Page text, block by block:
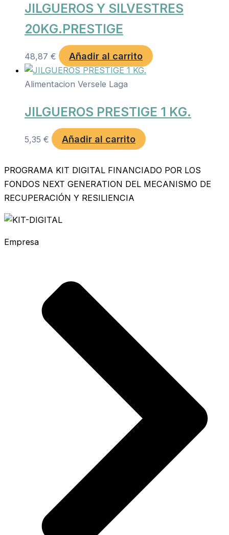
JILGUEROS Y SILVESTRES
20KG.PRESTIGE
48,87 € Añadir al carrito
Alimentacion Versele Laga
JILGUEROS PRESTIGE 1 KG.
5,35 € Añadir al carrito
PROGRAMA KIT DIGITAL FINANCIADO POR LOS
FONDOS NEXT GENERATION DEL MECANISMO DE
RECUPERACIÓN Y RESILIENCIA
Empresa